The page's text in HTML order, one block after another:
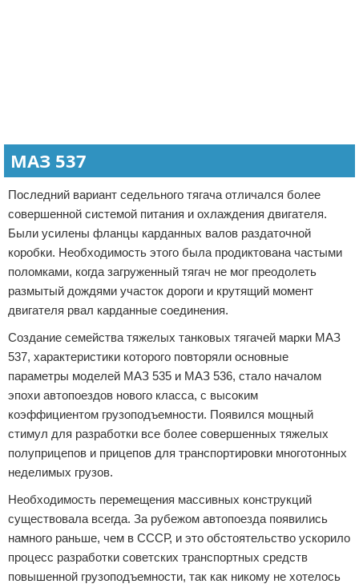
МАЗ 537
Последний вариант седельного тягача отличался более
совершенной системой питания и охлаждения двигателя.
Были усилены фланцы карданных валов раздаточной
коробки. Необходимость этого была продиктована частыми
поломками, когда загруженный тягач не мог преодолеть
размытый дождями участок дороги и крутящий момент
двигателя рвал карданные соединения.
Создание семейства тяжелых танковых тягачей марки МАЗ
537, характеристики которого повторяли основные
параметры моделей МАЗ 535 и МАЗ 536, стало началом
эпохи автопоездов нового класса, с высоким
коэффициентом грузоподъемности. Появился мощный
стимул для разработки все более совершенных тяжелых
полуприцепов и прицепов для транспортировки многотонных
неделимых грузов.
Необходимость перемещения массивных конструкций
существовала всегда. За рубежом автопоезда появились
намного раньше, чем в СССР, и это обстоятельство ускорило
процесс разработки советских транспортных средств
повышенной грузоподъемности, так как никому не хотелось